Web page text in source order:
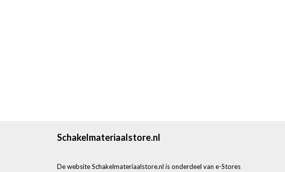
Schakelmateriaalstore.nl
De website Schakelmateriaalstore.nl is onderdeel van e-Stores